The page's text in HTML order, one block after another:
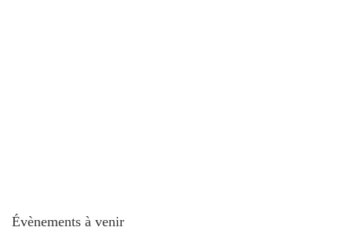
Évènements à venir